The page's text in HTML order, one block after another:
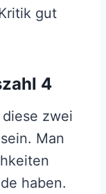
gut
4
zwei
Man
haben.